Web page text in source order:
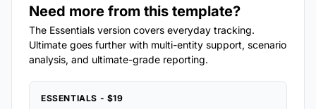
Need more from this template?
The Essentials version covers everyday tracking.
Ultimate goes further with multi-entity support, scenario
analysis, and ultimate-grade reporting.
ESSENTIALS - $19